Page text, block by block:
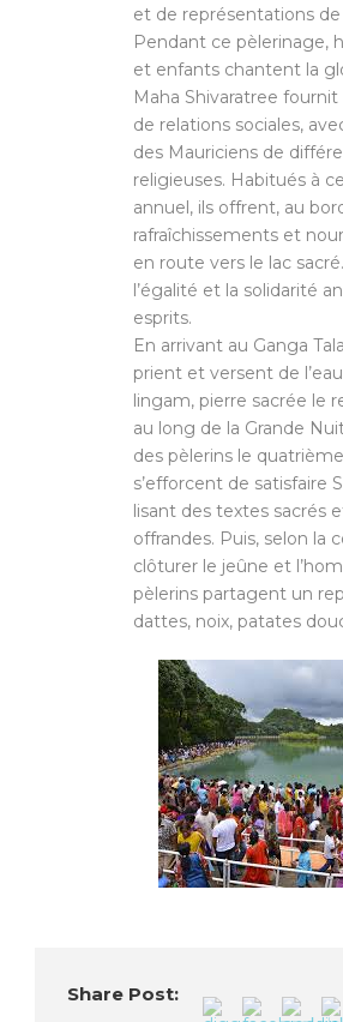
et de représentations de
Pendant ce pèlerinage,
et enfants chantent la
Maha Shivaratree
de relations sociales,
des Mauriciens de
religieuses. Habitués à
annuel, ils offrent, au
rafraîchissements et
en route vers le lac
l’égalité et la solidarité
esprits.
En arrivant au Ganga
prient et versent de
lingam, pierre sacrée le
au long de la Grande
des pèlerins le
s’efforcent de satisfaire
lisant des textes sacrés
offrandes. Puis, selon la
clôturer le jeûne et
pèlerins partagent un
dattes, noix, patates
Share Post: